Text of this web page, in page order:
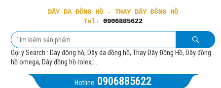
DÂY DA ĐỒNG HỒ - THAY DÂY ĐỒNG HỒ
Tel: 0906885622
Gợi ý Search : Dây đông hồ, Dây da đồng hồ, Thay Dây Đồng Hồ, Dây đồng
hồ omega, Dây đồng hồ rolex,...
Hotline: 0906885622